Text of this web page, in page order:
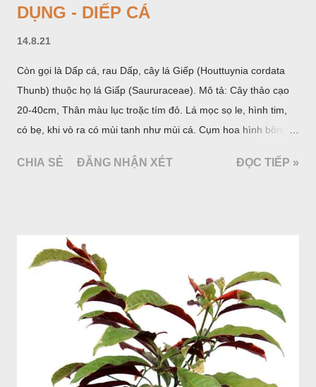
DỤNG - DIẾP CÁ
14.8.21
Còn gọi là Dấp cá, rau Dấp, cây lá Giếp (Houttuynia cordata
Thunb) thuộc họ lá Giấp (Saururaceae). Mô tả: Cây thảo cạo
20-40cm, Thân màu lục troặc tím đỏ. Lá mọc sọ le, hình tim,
có bẹ, khi vò ra có mùi tanh như mùi cá. Cụm hoa hình bông
nhạt. Hạt hình trái xoan nhẵn. Mùa hoa quả: tháng 5 – 7.
CHIA SẺ ĐĂNG NHẬN XÉT ĐỌC TIẾP »